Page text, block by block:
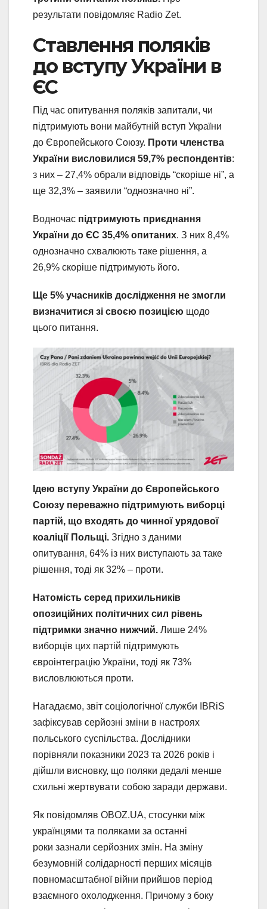
результати повідомляє Radio Zet.
Ставлення поляків
до вступу України в
ЄС
Під час опитування поляків запитали, чи
підтримують вони майбутній вступ України
до Європейського Союзу. Проти членства
України висловилися 59,7% респондентів:
з них – 27,4% обрали відповідь “скоріше ні”, а
ще 32,3% – заявили “однозначно ні”.
Водночас підтримують приєднання
України до ЄС 35,4% опитаних. З них 8,4%
однозначно схвалюють таке рішення, а
26,9% скоріше підтримують його.
Ще 5% учасників дослідження не змогли
визначитися зі своєю позицією щодо
цього питання.
Ідею вступу України до Європейського
Союзу переважно підтримують виборці
партій, що входять до чинної урядової
коаліції Польщі. Згідно з даними
опитування, 64% із них виступають за таке
рішення, тоді як 32% – проти.
Натомість серед прихильників
опозиційних політичних сил рівень
підтримки значно нижчий. Лише 24%
виборців цих партій підтримують
євроінтеграцію України, тоді як 73%
висловлюються проти.
Нагадаємо, звіт соціологічної служби IBRiS
зафіксував серйозні зміни в настроях
польського суспільства. Дослідники
порівняли показники 2023 та 2026 років і
дійшли висновку, що поляки дедалі менше
схильні жертвувати собою заради держави.
Як повідомляв OBOZ.UA, стосунки між
українцями та поляками за останні
роки зазнали серйозних змін. На зміну
безумовній солідарності перших місяців
повномасштабної війни прийшов період
взаємного охолодження. Причому з боку